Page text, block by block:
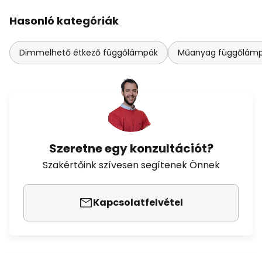
Hasonló kategóriák
Dimmelhető étkező függőlámpák Műanyag
Szeretne egy konzultációt?
Szakértőink szívesen segítenek Önnek
Kapcsolatfelvétel